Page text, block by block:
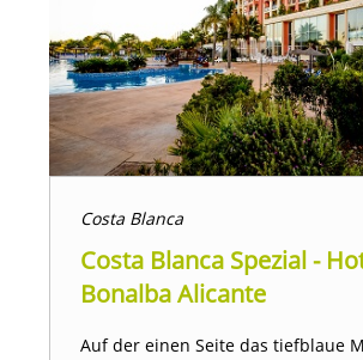
Costa Blanca
Costa Blanca Spezial -
Bonalba Alicante
Auf der einen Seite das tiefblaue